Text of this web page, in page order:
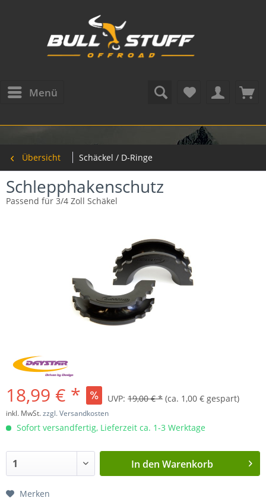
Menü
Übersicht Schäckel / D-Ringe
Schlepphakenschutz
Passend für 3/4 Zoll Schäkel
18,99 € * UVP: 19,00 € * (ca. 1,00 € gespart)
inkl. MwSt.zzgl. Versandkosten
Sofort versandfertig, Lieferzeit ca. 1-3 Werktage
In den Warenkorb
Merken